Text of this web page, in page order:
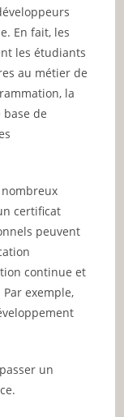
En fait, les
les étudiants
au métier de
la
de
certificat
peuvent
continue et
exemple,
un